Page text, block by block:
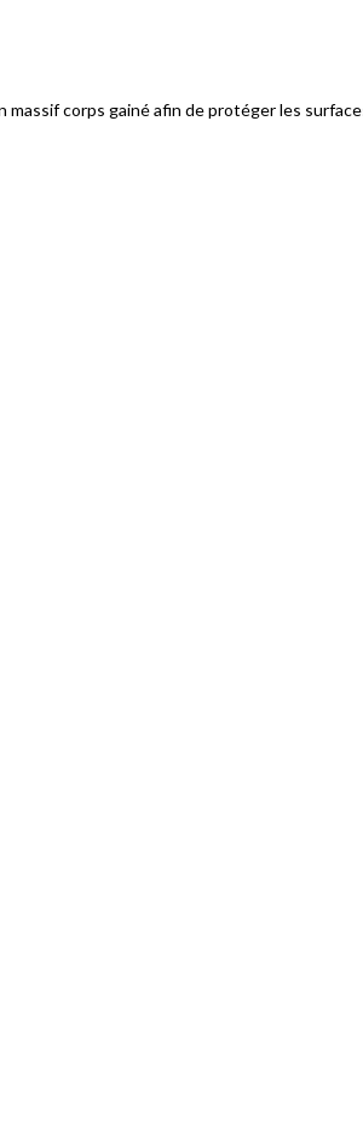
massif corps gainé afin de protéger les